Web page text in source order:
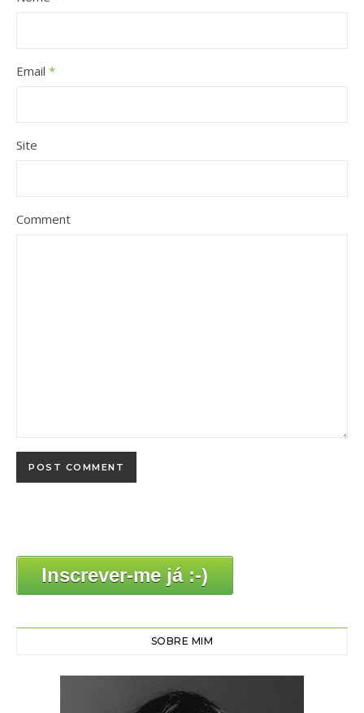
Email *
Site
Comment
Inscrever-me já :-)
SOBRE MIM